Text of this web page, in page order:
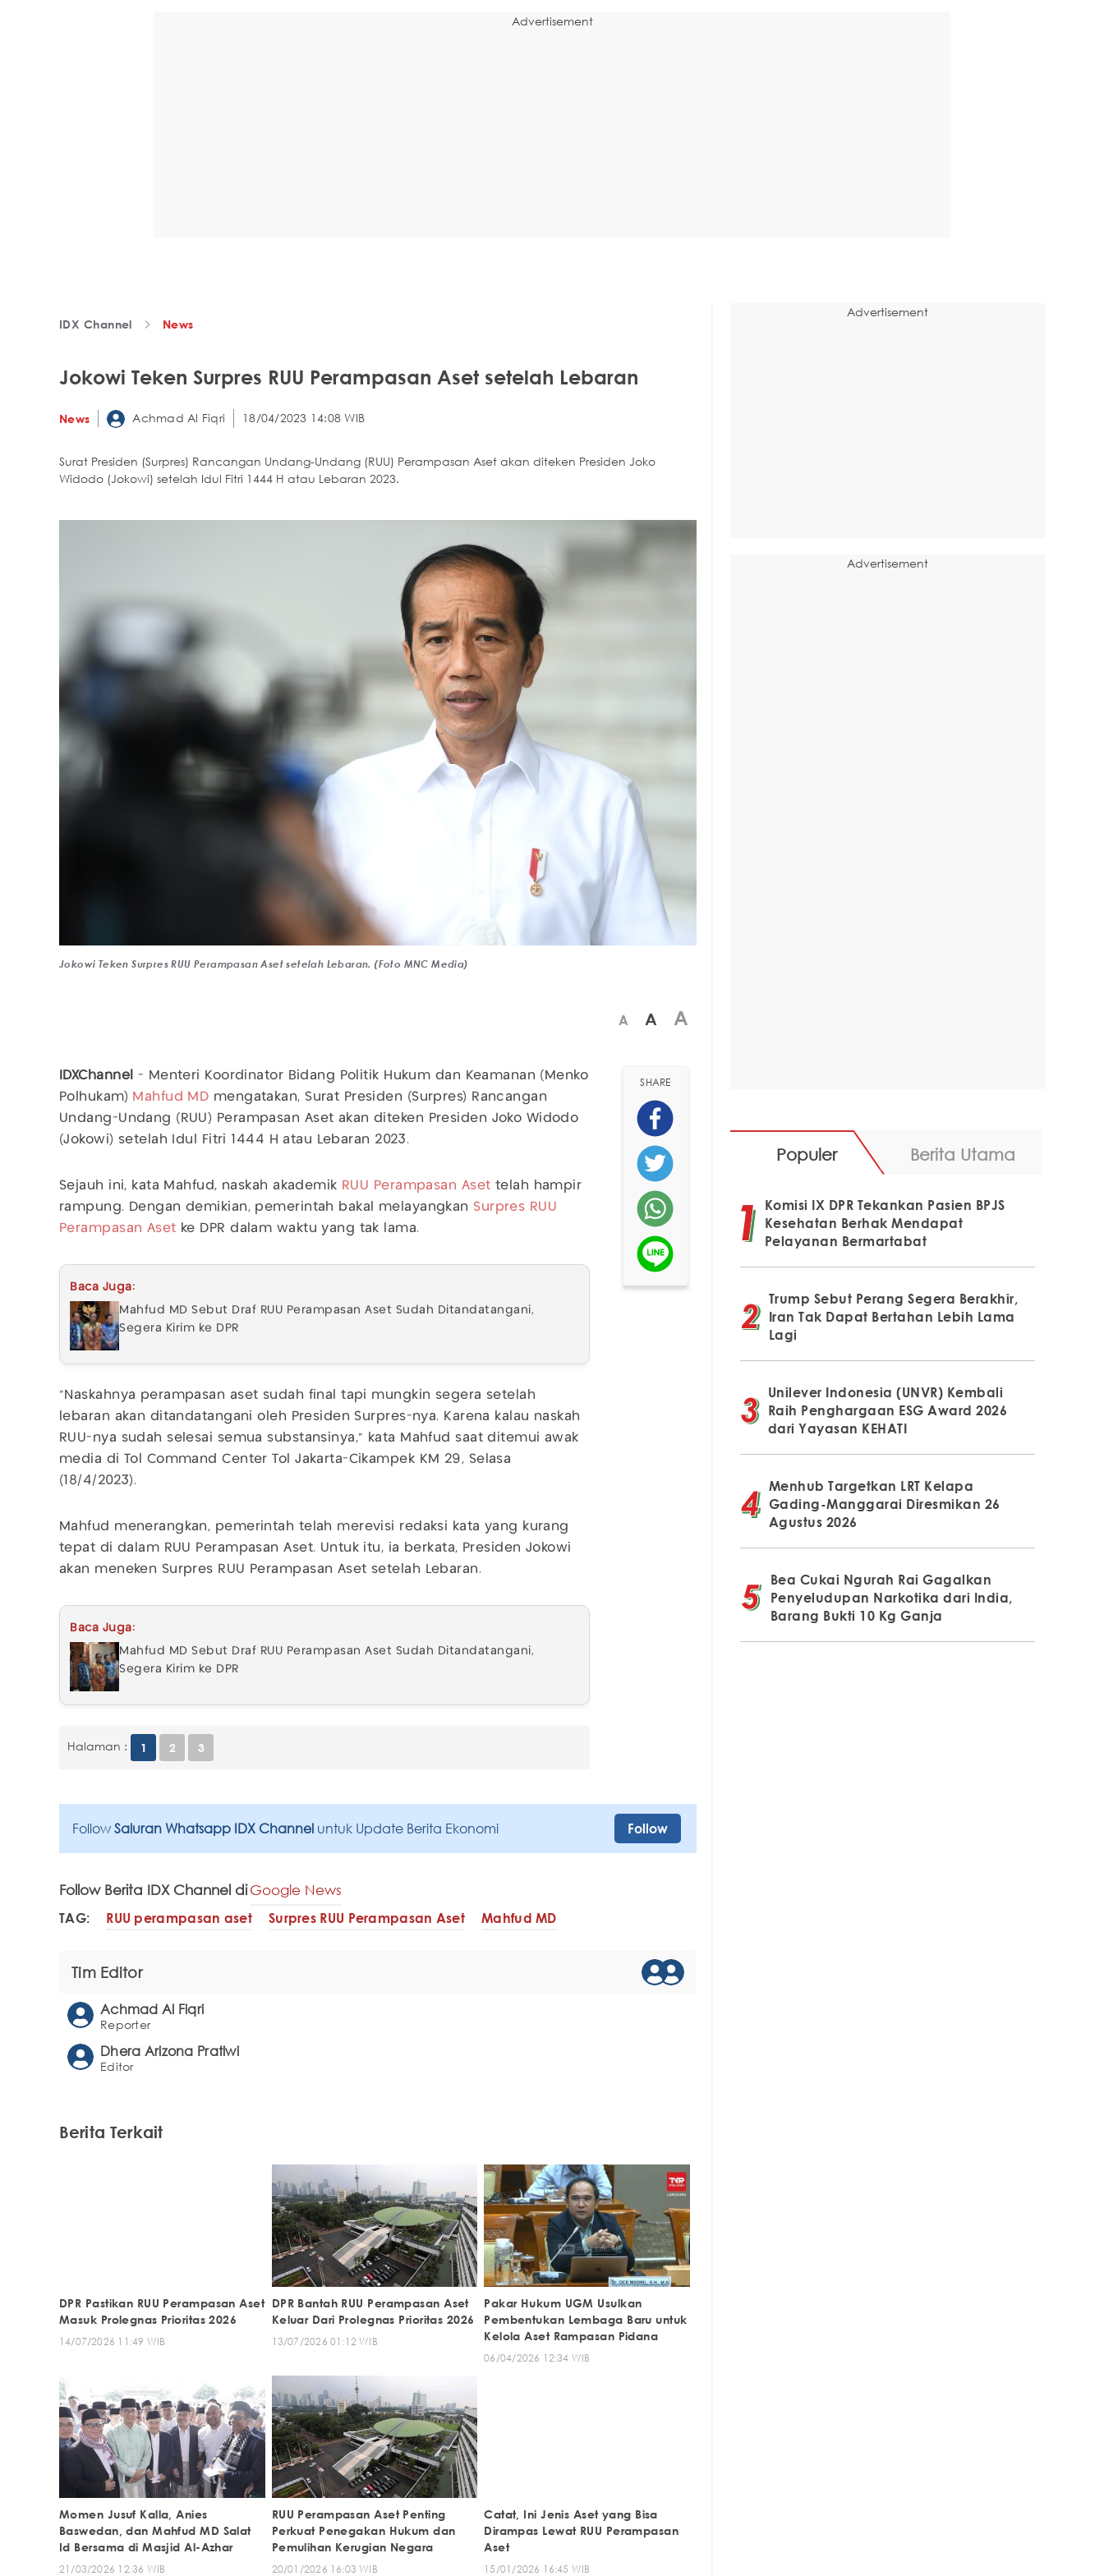
Advertisement
IDX Channel News
Jokowi Teken Surpres RUU Perampasan Aset setelah Lebaran
News Achmad Al Fiqri 18/04/2023 14:08 WIB
Surat Presiden (Surpres) Rancangan Undang-Undang (RUU) Perampasan Aset akan diteken Presiden Joko
Widodo (Jokowi) setelah Idul Fitri 1444 H atau Lebaran 2023.
Jokowi Teken Surpres RUU Perampasan Aset setelah Lebaran. (Foto MNC Media)
A A A
IDXChannel
- Menteri Koordinator Bidang Politik Hukum dan Keamanan (Menko
Polhukam) Mahfud MD mengatakan, Surat Presiden (Surpres) Rancangan
Undang-Undang (RUU) Perampasan Aset akan diteken Presiden Joko Widodo
(Jokowi) setelah Idul Fitri 1444 H atau Lebaran 2023.
Sejauh ini, kata Mahfud, naskah akademik RUU Perampasan Aset telah hampir
rampung. Dengan demikian, pemerintah bakal melayangkan Surpres RUU
Perampasan Aset ke DPR dalam waktu yang tak lama.
Baca Juga:
Mahfud MD Sebut Draf RUU Perampasan Aset Sudah Ditandatangani,
Segera Kirim ke DPR
“Naskahnya perampasan aset sudah final tapi mungkin segera setelah
lebaran akan ditandatangani oleh Presiden Surpres-nya. Karena kalau naskah
RUU-nya sudah selesai semua substansinya,” kata Mahfud saat ditemui awak
media di Tol Command Center Tol Jakarta-Cikampek KM 29, Selasa
(18/4/2023).
Mahfud menerangkan, pemerintah telah merevisi redaksi kata yang kurang
tepat di dalam RUU Perampasan Aset. Untuk itu, ia berkata, Presiden Jokowi
akan meneken Surpres RUU Perampasan Aset setelah Lebaran.
Baca Juga:
Mahfud MD Sebut Draf RUU Perampasan Aset Sudah Ditandatangani,
Segera Kirim ke DPR
Halaman : 1 2 3
SHARE
Follow Saluran Whatsapp IDX Channel untuk Update Berita Ekonomi Follow
Follow Berita IDX Channel diGoogle News
TAG: RUU perampasan aset Surpres RUU Perampasan Aset Mahfud MD
Tim Editor
Achmad Al Fiqri
Reporter
Dhera Arizona Pratiwi
Editor
Berita Terkait
DPR Pastikan RUU Perampasan Aset
Masuk Prolegnas Prioritas 2026
14/07/2026 11:49 WIB
DPR Bantah RUU Perampasan Aset
Keluar Dari Prolegnas Prioritas 2026
13/07/2026 01:12 WIB
Pakar Hukum UGM Usulkan
Pembentukan Lembaga Baru untuk
Kelola Aset Rampasan Pidana
06/04/2026 12:34 WIB
Momen Jusuf Kalla, Anies
Baswedan, dan Mahfud MD Salat
Id Bersama di Masjid Al-Azhar
21/03/2026 12:36 WIB
RUU Perampasan Aset Penting
Perkuat Penegakan Hukum dan
Pemulihan Kerugian Negara
20/01/2026 16:03 WIB
Catat, Ini Jenis Aset yang Bisa
Dirampas Lewat RUU Perampasan
Aset
15/01/2026 16:45 WIB
Advertisement
Advertisement
Populer Berita Utama
Komisi IX DPR Tekankan Pasien BPJS
Kesehatan Berhak Mendapat
Pelayanan Bermartabat
Trump Sebut Perang Segera Berakhir,
Iran Tak Dapat Bertahan Lebih Lama
Lagi
Unilever Indonesia (UNVR) Kembali
Raih Penghargaan ESG Award 2026
dari Yayasan KEHATI
Menhub Targetkan LRT Kelapa
Gading-Manggarai Diresmikan 26
Agustus 2026
Bea Cukai Ngurah Rai Gagalkan
Penyeludupan Narkotika dari India,
Barang Bukti 10 Kg Ganja